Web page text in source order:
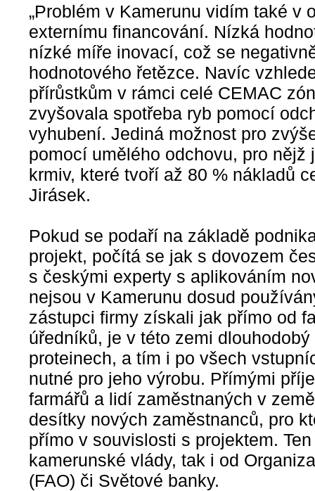
„Problém v Kamerunu vidím také v
externímu financování. Nízká
nízké míře inovací, což se
hodnotového řetězce. Navíc
přírůstkům v rámci celé CEMAC
zvyšovala spotřeba ryb pomocí
vyhubení. Jediná možnost pro
pomocí umělého odchovu, pro
krmiv, které tvoří až 80 % nákladů
Jirásek.
Pokud se podaří na základě
projekt, počítá se jak s dovozem
s českými experty s aplikováním
nejsou v Kamerunu dosud
zástupci firmy získali jak přímo od
úředníků, je v této zemi
proteinech, a tím i po všech
nutné pro jeho výrobu. Přímými
farmářů a lidí zaměstnaných v
desítky nových zaměstnanců, pro
přímo v souvislosti s projektem.
kamerunské vlády, tak i od
(FAO) či Světové banky.